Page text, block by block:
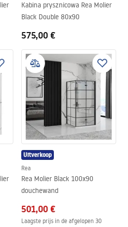
Kabina prysznicowa Rea Molier
Black Double 80x90
575,00 €
Uitverkoop
Rea
Rea Molier Black 100x90
douchewand
501,00 €
Laagste prijs in de afgelopen 30